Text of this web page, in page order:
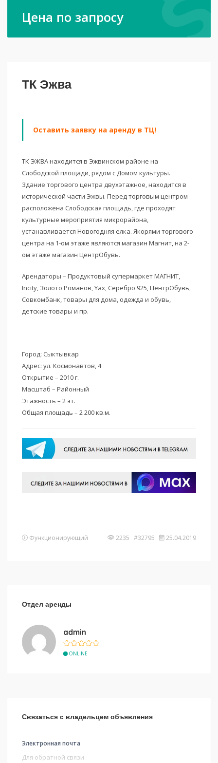
Цена по запросу
ТК Эжва
Оставить заявку на аренду в ТЦ!
ТК ЭЖВА находится в Эжвинском районе на
Слободской площади, рядом с Домом культуры.
Здание торгового центра двухэтажное, находится в
исторической части Эжвы. Перед торговым центром
расположена Слободская площадь, где проходят
культурные мероприятия микрорайона,
устанавливается Новогодняя елка. Якорями торгового
центра на 1-ом этаже являются магазин Магнит, на 2-
ом этаже магазин ЦентрОбувь.
Арендаторы – Продуктовый супермаркет МАГНИТ,
Incity, Золото Романов, Yax, Серебро 925, ЦентрОбувь,
Совкомбанк, товары для дома, одежда и обувь,
детские товары и пр.
Город: Сыктывкар
Адрес: ул. Космонавтов, 4
Открытие – 2010 г.
Масштаб – Районный
Этажность – 2 эт.
Общая площадь – 2 200 кв.м.
Функционирующий 2235 #32795 25.04.2019
Отдел аренды
admin
ONLINE
Связаться с владельцем объявления
Электронная почта